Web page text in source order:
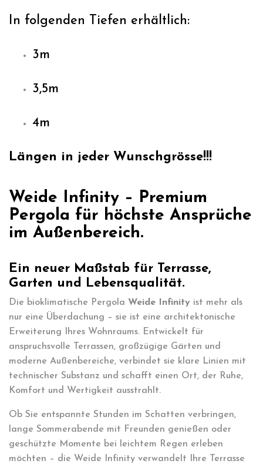
In folgenden Tiefen erhältlich:
3m
3,5m
4m
Längen in jeder Wunschgrösse!!!
Weide Infinity – Premium
Pergola für höchste Ansprüche
im Außenbereich.
Ein neuer Maßstab für Terrasse,
Garten und Lebensqualität.
Die bioklimatische Pergola Weide Infinity ist mehr als
nur eine Überdachung – sie ist eine architektonische
Erweiterung Ihres Wohnraums. Entwickelt für
anspruchsvolle Terrassen, großzügige Gärten und
moderne Außenbereiche, verbindet sie klare Linien mit
technischer Substanz und schafft einen Ort, der Ruhe,
Komfort und Wertigkeit ausstrahlt.
Ob Sie entspannte Stunden im Schatten verbringen,
lange Sommerabende mit Freunden genießen oder
geschützte Momente bei leichtem Regen erleben
möchten – die Weide Infinity verwandelt Ihre Terrasse